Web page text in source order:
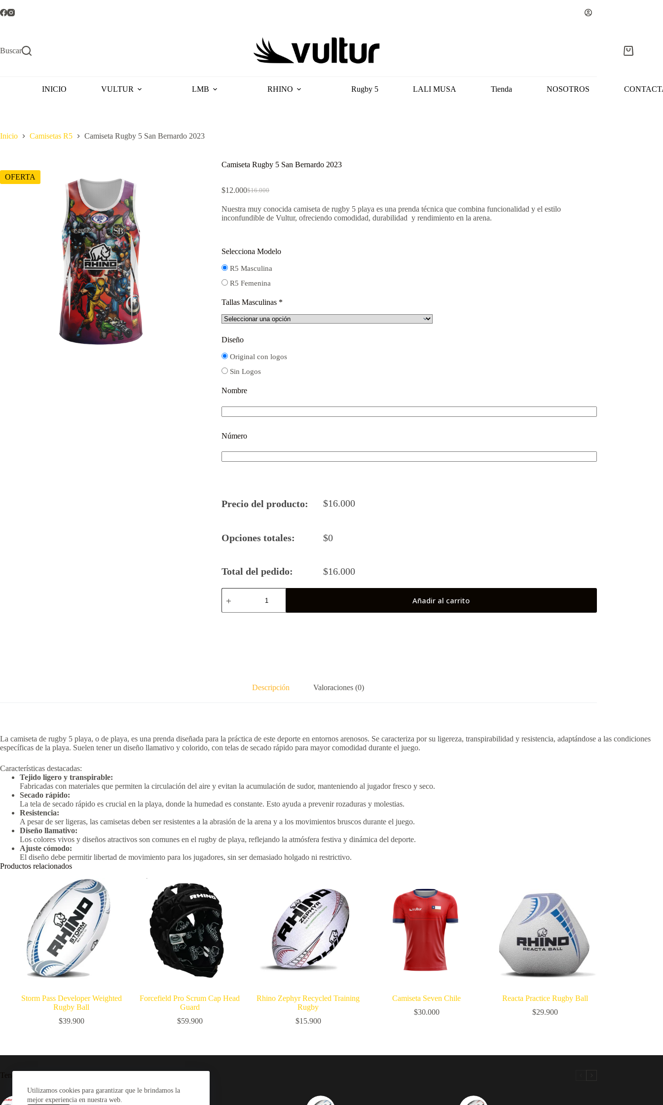
al
Utilizamos cookies para garantizar que le brindamos la
mejor experiencia en nuestra web.
Buscar
Carro
INICIO VULTUR LMB RHINO Rugby 5 LALI MUSA Tienda NOSOTROS
Inicio Camisetas R5 Camiseta Rugby 5 San Bernardo 2023
OFERTA
Camiseta Rugby 5 San Bernardo 2023
$16.000
El
original
era:
$12.000El
actual
es:
Nuestra muy conocida camiseta de rugby 5 playa es una prenda técnica que combina funcionalidad y el estilo
inconfundible de Vultur, ofreciendo comodidad, durabilidad y rendimiento en la arena.
Selecciona Modelo
R5 Masculina
R5 Femenina
Tallas Masculinas *
Diseño
Original con logos
Sin Logos
Nombre
Número
Precio del producto: $16.000
Opciones totales: $0
Total del pedido: $16.000
Camiseta
Rugby
Añadir al carrito
Descripción Valoraciones (0)
La camiseta de rugby 5 playa, o de playa, es una prenda diseñada para la práctica de este deporte en entornos arenosos. Se caracteriza por su ligereza, transpirabilidad y resistencia, adaptándose a las condiciones
específicas de la playa. Suelen tener un diseño llamativo y colorido, con telas de secado rápido para mayor comodidad durante el juego.
Características destacadas:
Tejido ligero y transpirable:
Fabricadas con materiales que permiten la circulación del aire y evitan la acumulación de sudor, manteniendo al jugador fresco y seco.
Secado rápido:
La tela de secado rápido es crucial en la playa, donde la humedad es constante. Esto ayuda a prevenir rozaduras y molestias.
Resistencia:
A pesar de ser ligeras, las camisetas deben ser resistentes a la abrasión de la arena y a los movimientos bruscos durante el juego.
Diseño llamativo:
Los colores vivos y diseños atractivos son comunes en el rugby de playa, reflejando la atmósfera festiva y dinámica del deporte.
Ajuste cómodo:
El diseño debe permitir libertad de movimiento para los jugadores, sin ser demasiado holgado ni restrictivo.
Productos relacionados
Storm Pass Developer Weighted
Rugby Ball
$39.900
Forcefield Pro Scrum Cap Head
Guard
$59.900
Rhino Zephyr Recycled Training
Rugby
$15.900
Camiseta Seven Chile
$30.000
Reacta Practice Rugby Ball
$29.900
Tendencia ahora
Camiseta Rugby Selknam